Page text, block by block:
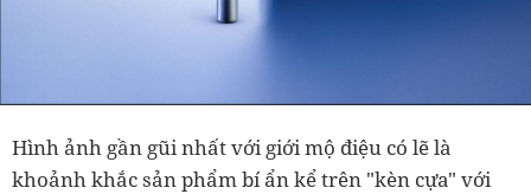
Hình ảnh gần gũi nhất với giới mộ điệu có lẽ là
khoảnh khắc sản phẩm bí ẩn kể trên "kèn cựa" với